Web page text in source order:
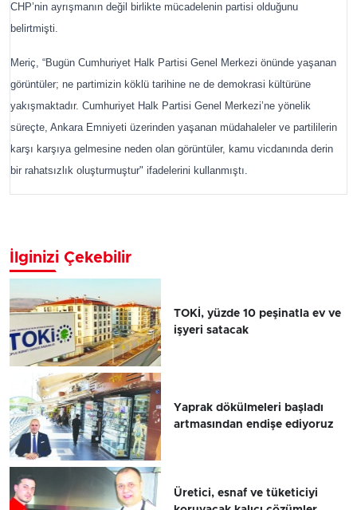
CHP’nin ayrışmanın değil birlikte mücadelenin partisi olduğunu
belirtmişti.
Meriç, “Bugün Cumhuriyet Halk Partisi Genel Merkezi önünde yaşanan
görüntüler; ne partimizin köklü tarihine ne de demokrasi kültürüne
yakışmaktadır. Cumhuriyet Halk Partisi Genel Merkezi’ne yönelik
süreçte, Ankara Emniyeti üzerinden yaşanan müdahaleler ve partililerin
karşı karşıya gelmesine neden olan görüntüler, kamu vicdanında derin
bir rahatsızlık oluşturmuştur" ifadelerini kullanmıştı.
İlginizi Çekebilir
TOKİ, yüzde 10 peşinatla ev ve
işyeri satacak
Yaprak dökülmeleri başladı
artmasından endişe ediyoruz
Üretici, esnaf ve tüketiciyi